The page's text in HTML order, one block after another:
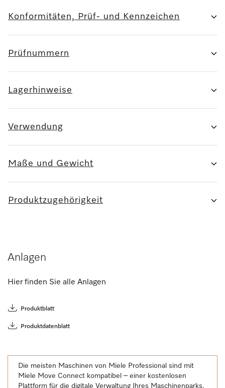
Konformitäten, Prüf- und Kennzeichen
Prüfnummern
Lagerhinweise
Verwendung
Maße und Gewicht
Produktzugehörigkeit
Anlagen
Hier finden Sie alle Anlagen
Produktblatt
Produktdatenblatt
Die meisten Maschinen von Miele Professional sind mit
Miele Move Connect kompatibel – einer kostenlosen
Plattform für die digitale Verwaltung Ihres Maschinenparks.